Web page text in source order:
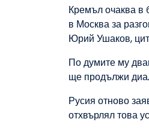
Кремъл очаква в
в Москва за
Юрий Ушаков,
По думите му
ще продължи
Русия отново
отхвърлял това